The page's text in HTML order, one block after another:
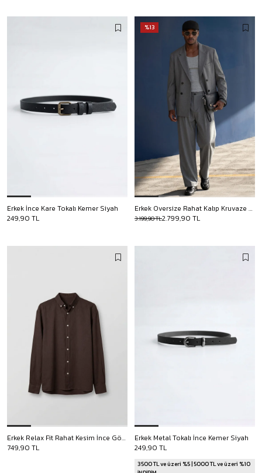
Erkek İnce Kare Tokalı Kemer Siyah
249,90 TL
%13
Erkek Oversize Rahat Kalıp Kruvaze Takım Elbise Antrasit
2.799,90 TL
3.199,90 TL
Erkek Relax Fit Rahat Kesim İnce Gömlek Kahverengi
749,90 TL
Erkek Metal Tokalı İnce Kemer Siyah
249,90 TL
3500 TL ve üzeri %5 | 5000 TL ve üzeri %10